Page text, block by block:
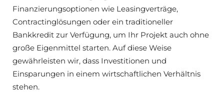
Finanzierungsoptionen wie Leasingverträge,
Contractinglösungen oder ein traditioneller
Bankkredit zur Verfügung, um Ihr Projekt auch ohne
große Eigenmittel starten. Auf diese Weise
gewährleisten wir, dass Investitionen und
Einsparungen in einem wirtschaftlichen Verhältnis
stehen.